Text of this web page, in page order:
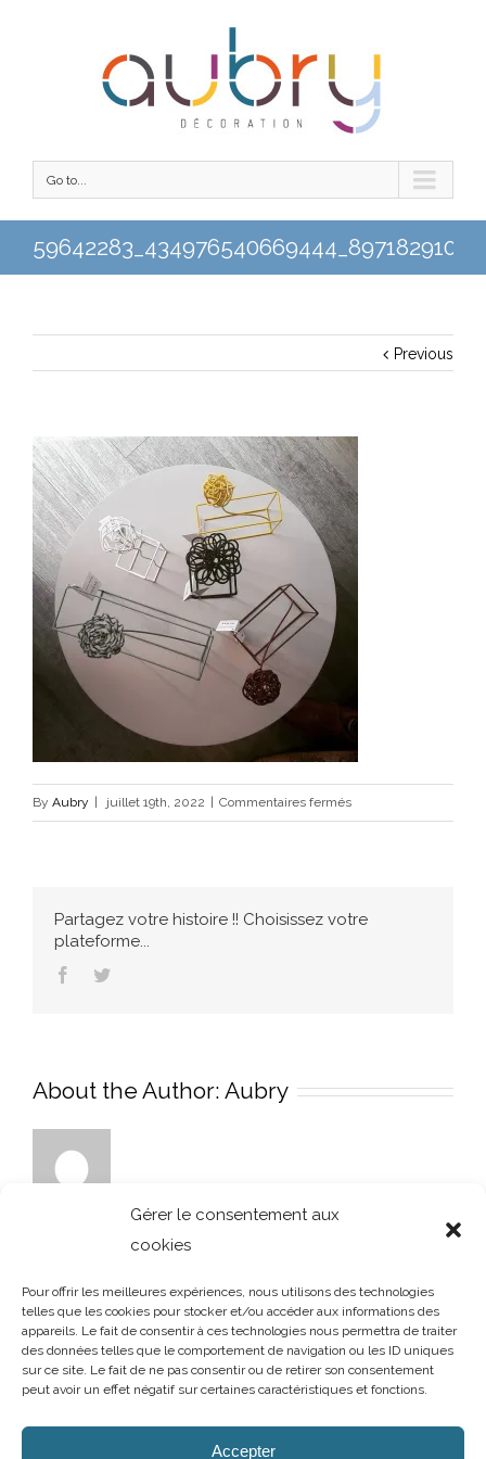
Gérer le consentement aux
cookies
Pour offrir les meilleures expériences, nous utilisons des technologies
telles que les cookies pour stocker et/ou accéder aux informations des
appareils. Le fait de consentir à ces technologies nous permettra de traiter
des données telles que le comportement de navigation ou les ID uniques
sur ce site. Le fait de ne pas consentir ou de retirer son consentement
peut avoir un effet négatif sur certaines caractéristiques et fonctions.
Accepter
Go to...
Previous
By Aubry juillet 19th, 2022 Commentaires ferméssur
Partagez votre histoire !! Choisissez votre
plateforme...
Facebook
About the Author: Aubry
60 86 (showroom n°2) /aubry-decoration@orange.fr